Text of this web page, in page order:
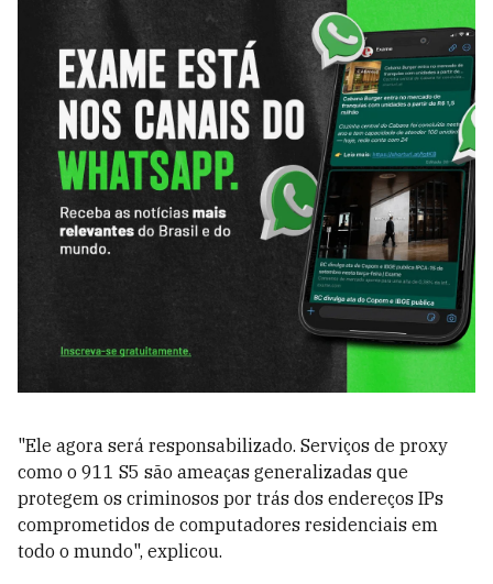
"Ele agora será responsabilizado. Serviços de proxy
como o 911 S5 são ameaças generalizadas que
protegem os criminosos por trás dos endereços IPs
comprometidos de computadores residenciais em
todo o mundo", explicou.